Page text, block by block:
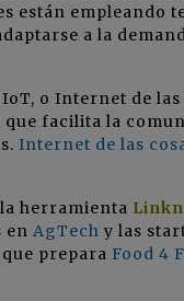
están empleando
a la
o Internet de
facilita la
Internet de las
herramienta
enAgTech y las
prepara Food 4